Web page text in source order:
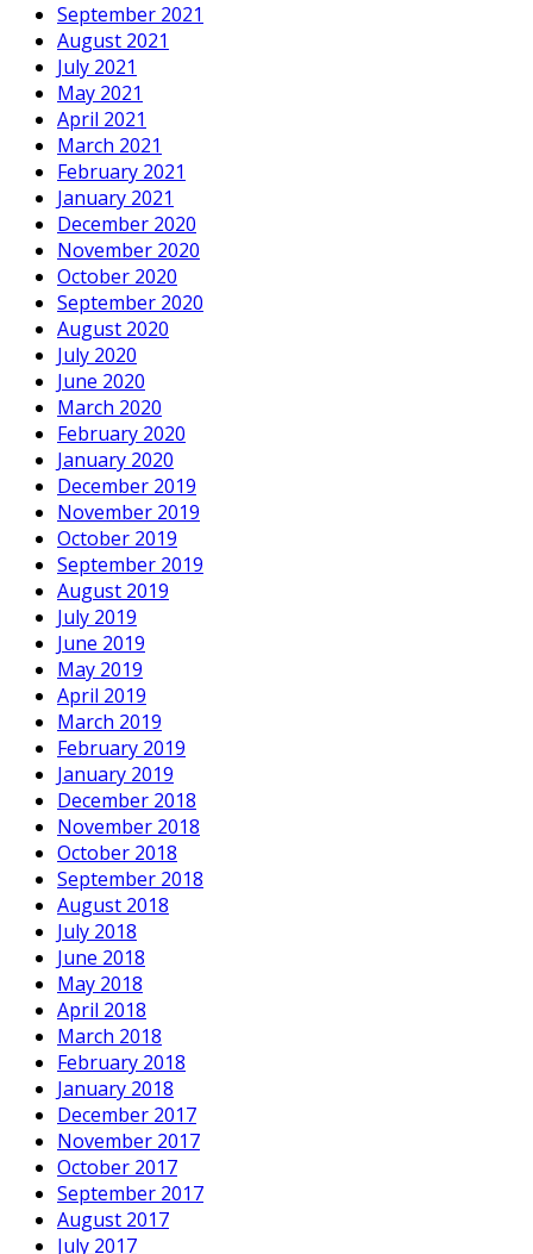
September 2021
August 2021
July 2021
May 2021
April 2021
March 2021
February 2021
January 2021
December 2020
November 2020
October 2020
September 2020
August 2020
July 2020
June 2020
March 2020
February 2020
January 2020
December 2019
November 2019
October 2019
September 2019
August 2019
July 2019
June 2019
May 2019
April 2019
March 2019
February 2019
January 2019
December 2018
November 2018
October 2018
September 2018
August 2018
July 2018
June 2018
May 2018
April 2018
March 2018
February 2018
January 2018
December 2017
November 2017
October 2017
September 2017
August 2017
July 2017